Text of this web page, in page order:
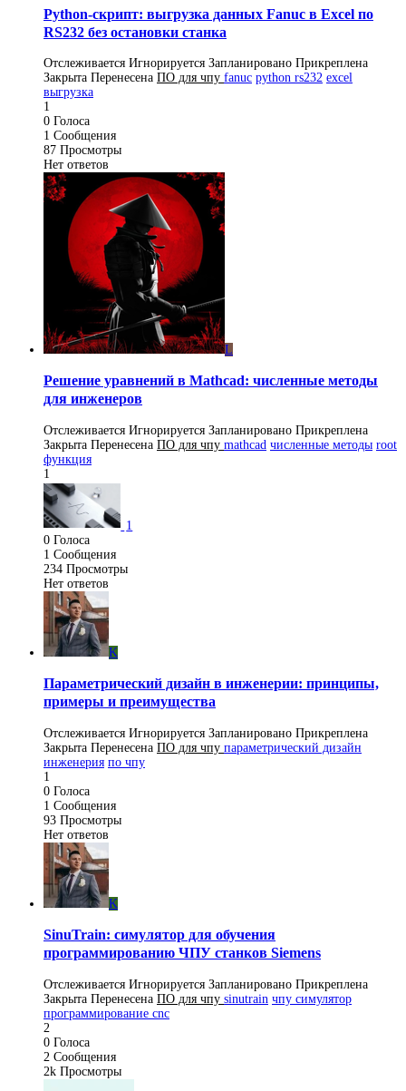
Python-скрипт: выгрузка данных Fanuc в Excel по
RS232 без остановки станка
Отслеживается Игнорируется Запланировано Прикреплена
Закрыта Перенесена ПO для чпу fanuc python rs232 excel
выгрузка
1
0 Голоса
1 Сообщения
87 Просмотры
Нет ответов
L
Решение уравнений в Mathcad: численные методы
для инженеров
Отслеживается Игнорируется Запланировано Прикреплена
Закрыта Перенесена ПO для чпу mathcad численные методы root
функция
1
1
0 Голоса
1 Сообщения
234 Просмотры
Нет ответов
K
Параметрический дизайн в инженерии: принципы,
примеры и преимущества
Отслеживается Игнорируется Запланировано Прикреплена
Закрыта Перенесена ПO для чпу параметрический дизайн
инженерия по чпу
1
0 Голоса
1 Сообщения
93 Просмотры
Нет ответов
K
SinuTrain: симулятор для обучения
программированию ЧПУ станков Siemens
Отслеживается Игнорируется Запланировано Прикреплена
Закрыта Перенесена ПO для чпу sinutrain чпу симулятор
программирование cnc
2
0 Голоса
2 Сообщения
2k Просмотры